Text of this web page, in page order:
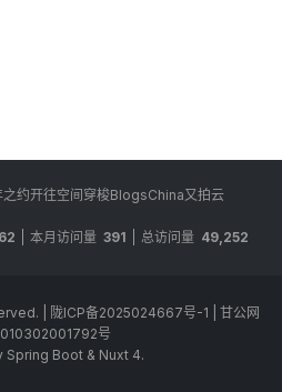
约开往空间穿梭BlogsChina又拍云
62 本月访问量 391 总访问量 49,252
陇ICP备2025024667号-1
甘公网
号
Spring Boot & Nuxt 4.